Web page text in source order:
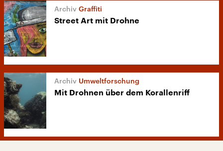
Graffiti
Street Art mit Drohne
Umweltforschung
Mit Drohnen über dem Korallenriff